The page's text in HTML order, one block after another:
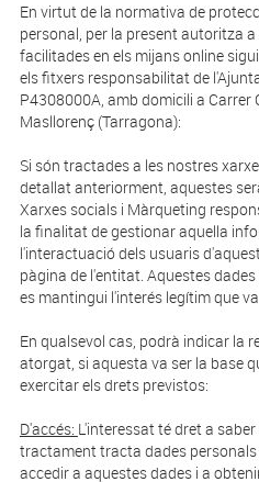
En virtut de la normativa de
personal, per la present autoritza
facilitades en els mijans online
els fitxers responsabilitat de
P4308000A, amb domicili a Carrer
Masllorenç (Tarragona):
Si són tractades a les nostres
detallat anteriorment, aquestes
Xarxes socials i Màrqueting
la finalitat de gestionar aquella
l'interactuació dels usuaris
pàgina de l'entitat. Aquestes
es mantingui l'interés legítim que
En qualsevol cas, podrà indicar la
atorgat, si aquesta va ser la base
exercitar els drets previstos:
D'accés: L'interessat té dret a
tractament tracta dades personals
accedir a aquestes dades i a